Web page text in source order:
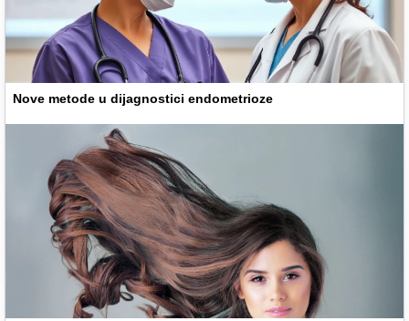
Nove metode u dijagnostici endometrioze